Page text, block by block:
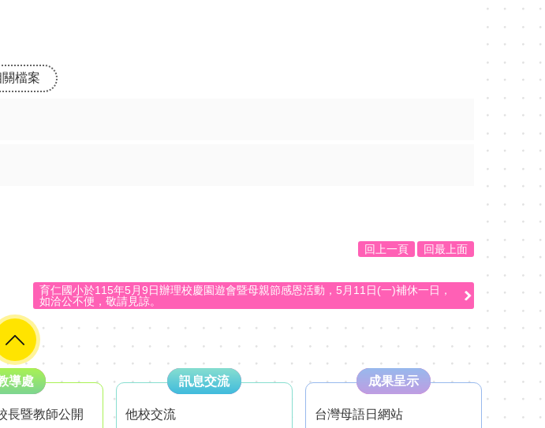
檔案
回上一頁 回最上面
育仁國小於115年5月9日辦理校慶園遊會暨母親節感恩活動，5月11日(一)補休一日，
如洽公不便，敬請見諒。
導處
長暨教師公開
訊息交流
他校交流
成果呈示
台灣母語日網站